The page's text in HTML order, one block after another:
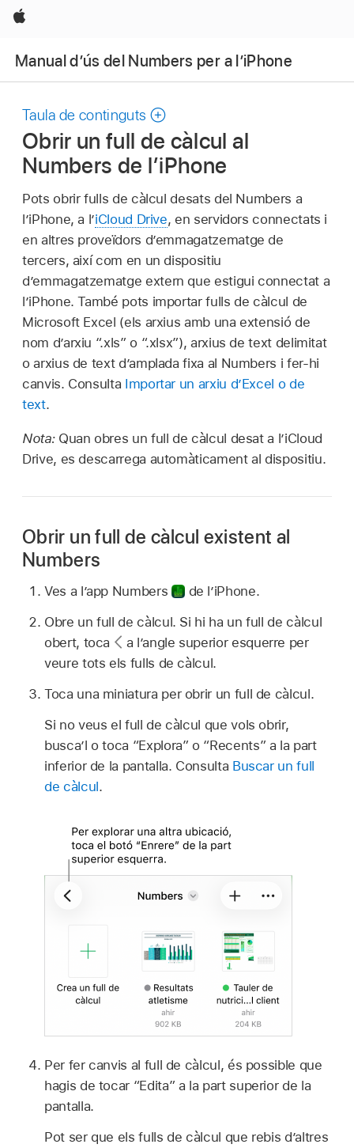
Apple
Manual d’ús del Numbers per a l’iPhone
Taula de continguts
Obrir un full de càlcul al
Numbers de l’iPhone
Pots obrir fulls de càlcul desats del Numbers a
l’iPhone, a l’iCloud Drive, en servidors connectats i
en altres proveïdors d’emmagatzematge de
tercers, així com en un dispositiu
d’emmagatzematge extern que estigui connectat a
l’iPhone. També pots importar fulls de càlcul de
Microsoft Excel (els arxius amb una extensió de
nom d’arxiu “.xls” o “.xlsx”), arxius de text delimitat
o arxius de text d’amplada fixa al Numbers i fer‑hi
canvis. Consulta Importar un arxiu d’Excel o de
text.
Nota: Quan obres un full de càlcul desat a l’iCloud
Drive, es descarrega automàticament al dispositiu.
Obrir un full de càlcul existent al
Numbers
Ves a l’app Numbers
de l’iPhone.
Obre un full de càlcul. Si hi ha un full de càlcul
obert, toca
a l’angle superior esquerre per
veure tots els fulls de càlcul.
Toca una miniatura per obrir un full de càlcul.
Si no veus el full de càlcul que vols obrir,
busca’l o toca “Explora” o “Recents” a la part
inferior de la pantalla. Consulta Buscar un full
de càlcul.
Per fer canvis al full de càlcul, és possible que
hagis de tocar “Edita” a la part superior de la
pantalla.
Pot ser que els fulls de càlcul que rebis d’altres